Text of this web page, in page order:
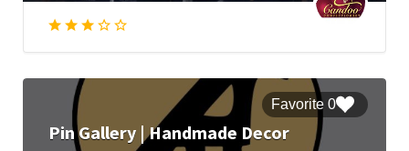
0 Favorite
Pin Gallery | Handmade Decor